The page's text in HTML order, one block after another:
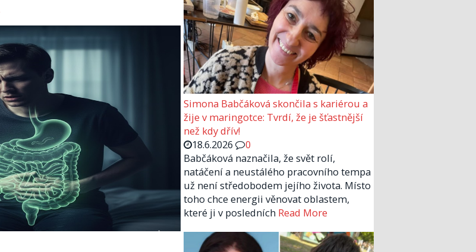
Simona Babčáková skončila s kariérou a
žije v maringotce: Tvrdí, že je šťastnější
než kdy dřív!
18.6.2026
0
Babčáková naznačila, že svět rolí,
natáčení a neustálého pracovního tempa
už není středobodem jejího života. Místo
toho chce energii věnovat oblastem,
které ji v posledních Read More